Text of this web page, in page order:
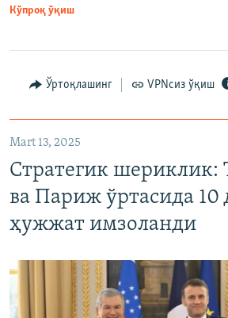
Кўпроқ ўқиш
Ўртоқлашинг VPNсиз ўқиш
Mart 13, 2025
Стратегик шериклик:
ва Париж ўртасида 10
ҳужжат имзоланди